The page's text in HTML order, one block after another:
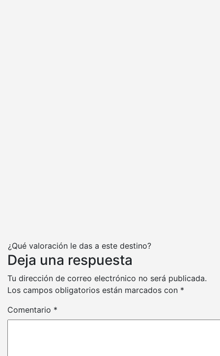
¿Qué valoración le das a este destino?
Deja una respuesta
Tu dirección de correo electrónico no será publicada.
Los campos obligatorios están marcados con *
Comentario *